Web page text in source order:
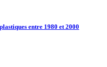
entre 1980 et 2000